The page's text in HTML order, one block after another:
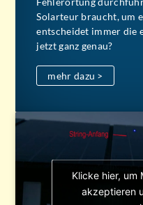
Solarteur braucht, um
entscheidet immer die
jetzt ganz genau?
mehr dazu >
Klicke hier,
akzeptieren